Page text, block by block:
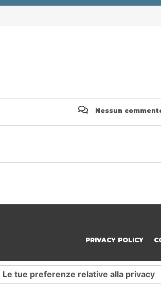
Nessun
PRIVACY POLICY
Le tue preferenze relative alla privacy